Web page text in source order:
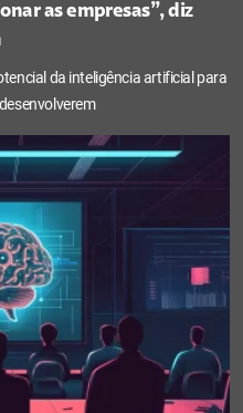
as empresas”, diz
da inteligência artificial para